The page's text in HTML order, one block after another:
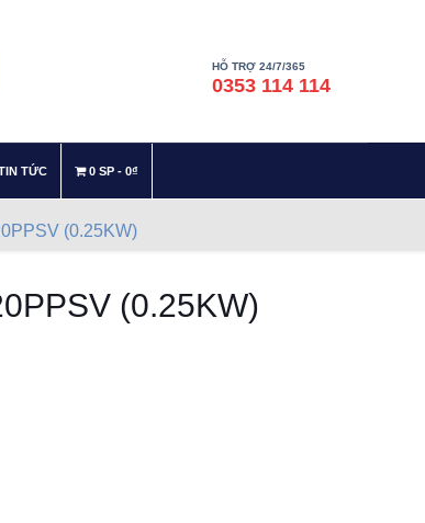
HỖ TRỢ 24/7/365
0353 114 114
TỨC 0 SP 0₫
(0.25KW)
(0.25KW)